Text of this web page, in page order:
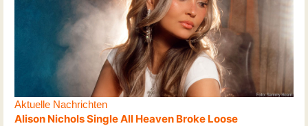
Aktuelle Nachrichten
Alison Nichols Single All Heaven Broke Loose